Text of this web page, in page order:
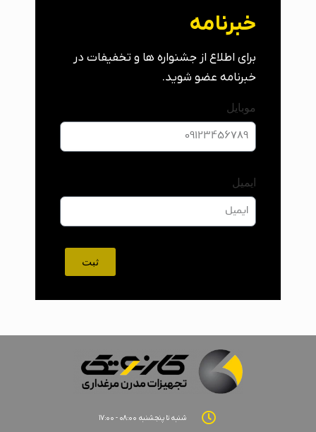
خبرنامه
برای اطلاع از جشنواره ها و تخفیفات در
خبرنامه عضو شوید.
موبایل
ایمیل
ثبت
شنبه تا پنجشنبه ۰۸:۰۰ - ۱۷:۰۰